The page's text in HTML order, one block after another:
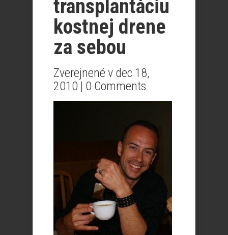
transplantáciu
kostnej drene
za sebou
Zverejnené v dec 18,
2010 | 0 Comments